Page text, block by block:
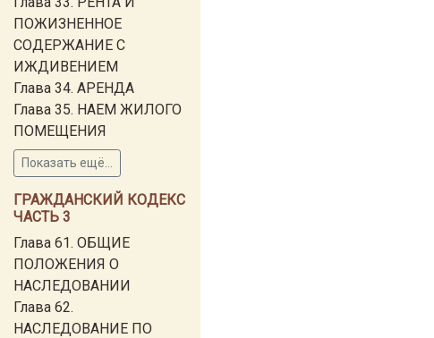
ПОЖИЗНЕННОЕ
СОДЕРЖАНИЕ С
ИЖДИВЕНИЕМ
Глава 34. АРЕНДА
Глава 35. НАЕМ ЖИЛОГО
ПОМЕЩЕНИЯ
Показать ещё...
ГРАЖДАНСКИЙ КОДЕКС
ЧАСТЬ 3
Глава 61. ОБЩИЕ
ПОЛОЖЕНИЯ О
НАСЛЕДОВАНИИ
Глава 62.
НАСЛЕДОВАНИЕ ПО